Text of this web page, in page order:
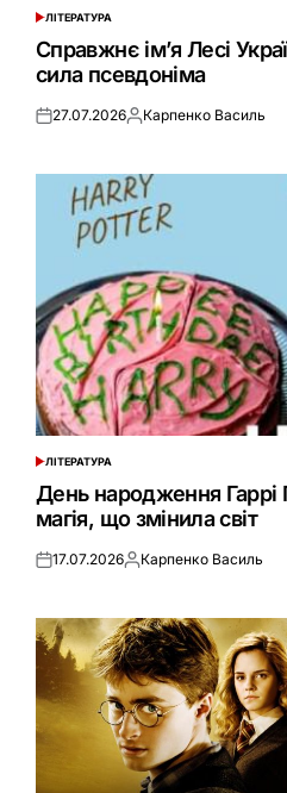
ОПУБЛІКУВАТИ
ЛІТЕРАТУРА
Справжнє ім’я Лесі
сила псевдоніма
Оприлюднено
27.07.2026Опубліковано
Карпенко Василь
ОПУБЛІКУВАТИ
ЛІТЕРАТУРА
День народження Гаррі
магія, що змінила світ
Оприлюднено
17.07.2026Опубліковано
Карпенко Василь